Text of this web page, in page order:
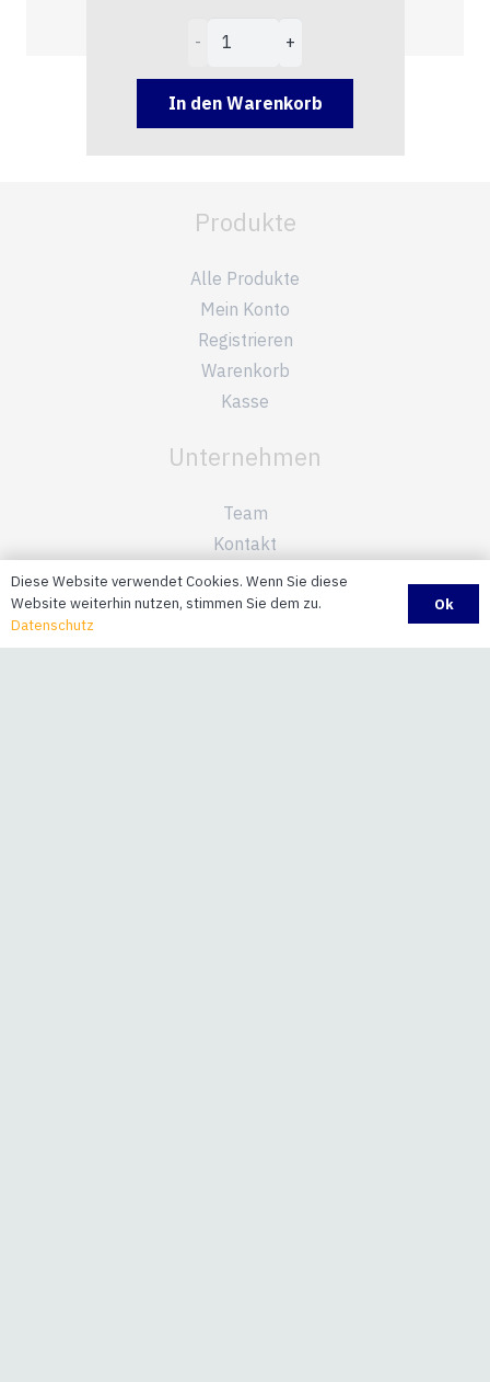
Zählersteckklemmen
Menge
In den Warenkorb
Produkte
Alle Produkte
Mein Konto
Registrieren
Warenkorb
Kasse
Unternehmen
Team
Kontakt
Datenschutz
Impressum
Diese Website verwendet Cookies. Wenn Sie diese
Website weiterhin nutzen, stimmen Sie dem zu.
Datenschutz
Ok